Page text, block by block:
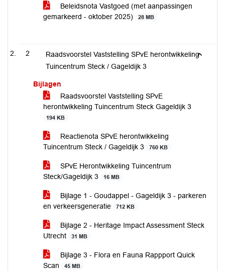
Beleidsnota Vastgoed (met aanpassingen
gemarkeerd - oktober 2025)
28 MB
2
Raadsvoorstel Vaststelling SPvE herontwikkeling
Tuincentrum Steck / Gageldijk 3
Bijlagen
Raadsvoorstel Vaststelling SPvE
herontwikkeling Tuincentrum Steck Gageldijk 3
194 KB
Reactienota SPvE herontwikkeling
Tuincentrum Steck / Gageldijk 3
760 KB
SPvE Herontwikkeling Tuincentrum
Steck/Gageldijk 3
16 MB
Bijlage 1 - Goudappel - Gageldijk 3 - parkeren
en verkeersgeneratie
712 KB
Bijlage 2 - Heritage Impact Assessment Steck
Utrecht
31 MB
Bijlage 3 - Flora en Fauna Rappport Quick
Scan
45 MB